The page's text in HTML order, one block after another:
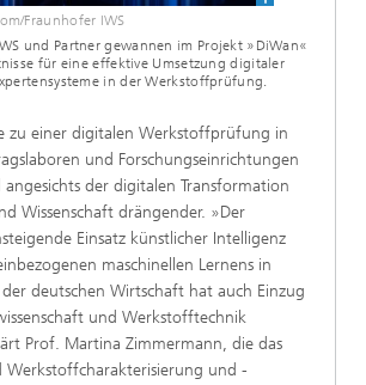
Fraunhofer IWS
und Partner gewannen im Projekt »DiWan«
für eine effektive Umsetzung digitaler
in der Werkstoffprüfung.
zu einer digitalen Werkstoffprüfung in
und Forschungseinrichtungen
der digitalen Transformation
Wissenschaft drängender. »Der
Einsatz künstlicher Intelligenz
maschinellen Lernens in
deutschen Wirtschaft hat auch Einzug
und Werkstofftechnik
Prof. Martina Zimmermann, die das
Werkstoffcharakterisierung und -